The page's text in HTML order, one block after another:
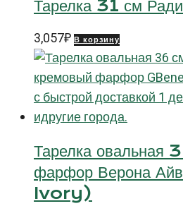
Тарелка 31 см
3,057₽ В корзину
Тарелка овальная
фарфор Верона
Ivory)